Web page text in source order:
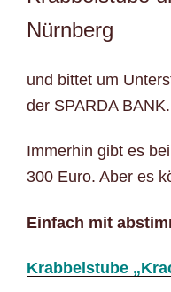
Nürnberg
und bittet um
der SPARDA BANK.
Immerhin gibt es
300 Euro. Aber es
Einfach mit
Krabbelstube